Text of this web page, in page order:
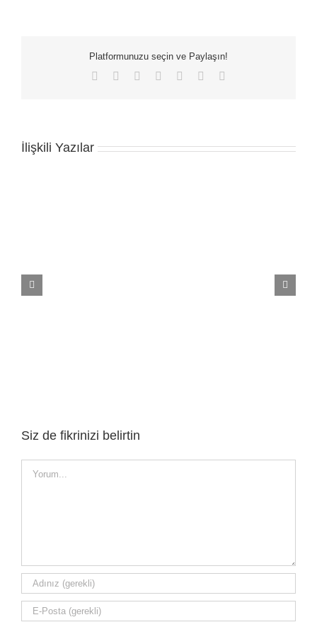
Platformunuzu seçin ve Paylaşın!
Facebook LinkedInWhatsApp
TumblrPinterest
İlişkili Yazılar
Spor Salonu Posterleri
Siz de fikrinizi belirtin